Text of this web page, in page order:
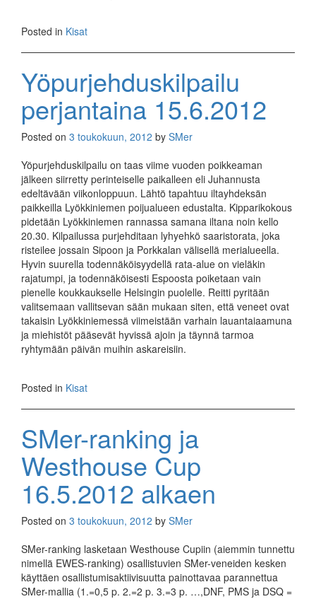
Posted in Kisat
Yöpurjehduskilpailu
perjantaina 15.6.2012
Posted on 3 toukokuun, 2012 by SMer
Yöpurjehduskilpailu on taas viime vuoden poikkeaman
jälkeen siirretty perinteiselle paikalleen eli Juhannusta
edeltävään viikonloppuun. Lähtö tapahtuu iltayhdeksän
paikkeilla Lyökkinie­men poijualueen edustalta. Kippariko­kous
pidetään Lyökkiniemen rannassa samana iltana noin kello
20.30. Kil­pailussa purjehditaan lyhyehkö saaristorata, joka
risteilee jossain Sipoon ja Porkkalan välisellä merialueella.
Hyvin suurella todennäköisyydellä rata-alue on vieläkin
rajatumpi, ja todennäköisesti Espoosta poiketaan vain
pienelle koukkaukselle Helsingin puolelle. Reitti pyritään
valitsemaan vallitse­van sään mu­kaan siten, että veneet ovat
takaisin Lyökkiniemessä vii­meistään varhain lauantaiaamuna
ja miehistöt pääsevät hyvissä ajoin ja täynnä tarmoa
ryhtymään päivän muihin askareisiin.
Posted in Kisat
SMer-ranking ja
Westhouse Cup
16.5.2012 alkaen
Posted on 3 toukokuun, 2012 by SMer
SMer-ranking lasketaan Westhouse Cupiin (aiemmin tunnettu
nimellä EWES-ranking) osallistuvien SMer-veneiden kesken
käyttäen osallistumisaktiivisuutta painottavaa parannettua
SMer-mallia (1.=0,5 p. 2.=2 p. 3.=3 p. …,DNF, PMS ja DSQ =